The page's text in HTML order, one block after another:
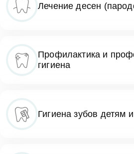
Лечение десен
Профилактика и
гигиена
Гигиена зубов детям